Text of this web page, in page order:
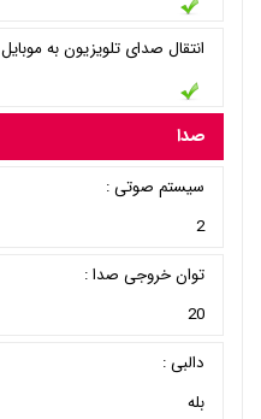
انتقال صدای تلویزیون به موبایل
صدا
سیستم صوتی :
2
توان خروجی صدا :
20
دالبی :
بله